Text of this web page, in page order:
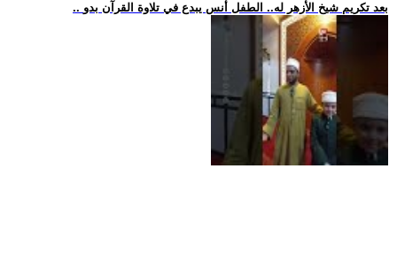
.. بعد تكريم شيخ الأزهر له.. الطفل أنس يبدع في تلاوة القرآن بدو